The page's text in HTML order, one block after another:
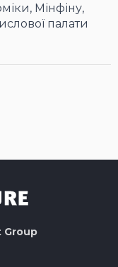
Мінфіну,
палати
Group